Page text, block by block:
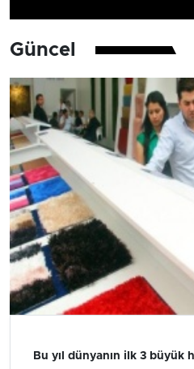
Güncel
Bu yıl dünyanın ilk 3 büyük